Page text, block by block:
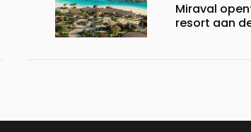
Miraval
resort aan